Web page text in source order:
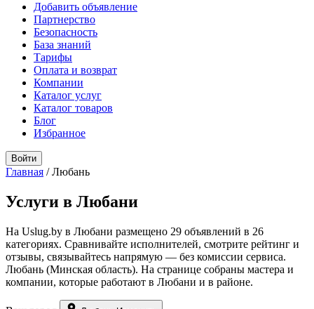
Добавить объявление
Партнерство
Безопасность
База знаний
Тарифы
Оплата и возврат
Компании
Каталог услуг
Каталог товаров
Блог
Избранное
Войти
Главная / Любань
Услуги в Любани
На Uslug.by в Любани размещено 29 объявлений в 26
категориях. Сравнивайте исполнителей, смотрите рейтинг и
отзывы, связывайтесь напрямую — без комиссии сервиса.
Любань (Минская область). На странице собраны мастера и
компании, которые работают в Любани и в районе.